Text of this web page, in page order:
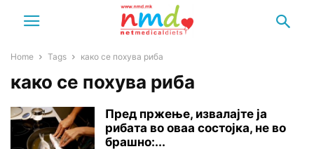
Home Tags како се похува риба
како се похува риба
Пред пржење, извалајте ја
рибата во оваа состојка, не во
брашно:...